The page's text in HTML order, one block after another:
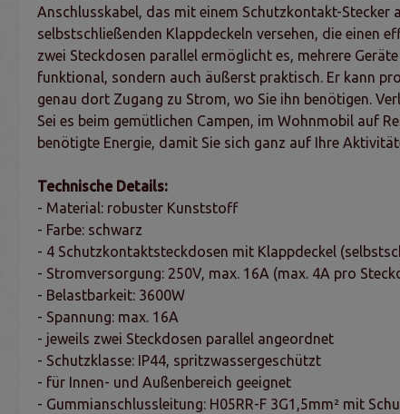
Anschlusskabel, das mit einem Schutzkontakt-
selbstschließenden Klappdeckeln versehen, die einen
zwei Steckdosen parallel ermöglicht es, mehrere
funktional, sondern auch äußerst praktisch. Er kann
genau dort Zugang zu Strom, wo Sie ihn benötigen.
Sei es beim gemütlichen Campen, im Wohnmobil auf
benötigte Energie, damit Sie sich ganz auf Ihre
Technische Details:
- Material: robuster Kunststoff
- Farbe: schwarz
- 4 Schutzkontaktsteckdosen mit Klappdeckel
- Stromversorgung: 250V, max. 16A (max. 4A pro
- Belastbarkeit: 3600W
- Spannung: max. 16A
- jeweils zwei Steckdosen parallel angeordnet
- Schutzklasse: IP44, spritzwassergeschützt
- für Innen- und Außenbereich geeignet
- Gummianschlussleitung: H05RR-F 3G1,5mm² mit